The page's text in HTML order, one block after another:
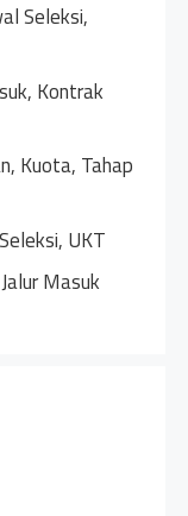
Seleksi,
Kontrak
Kuota, Tahap
UKT
Masuk